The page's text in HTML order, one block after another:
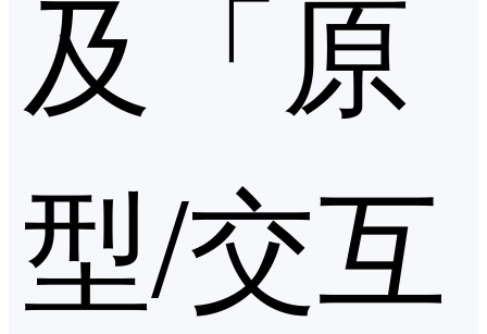
及「原
型/交互